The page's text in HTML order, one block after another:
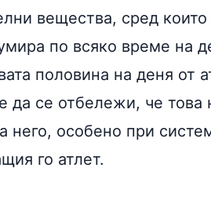
вещества, сред които
по всяко време на
половина на деня от
се отбележи, че това
него, особено при
го атлет.